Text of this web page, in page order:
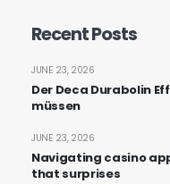
Recent Posts
Der Deca Durabolin
müssen
JUNE 23, 2026
Navigating casino
that surprises
JUNE 23, 2026